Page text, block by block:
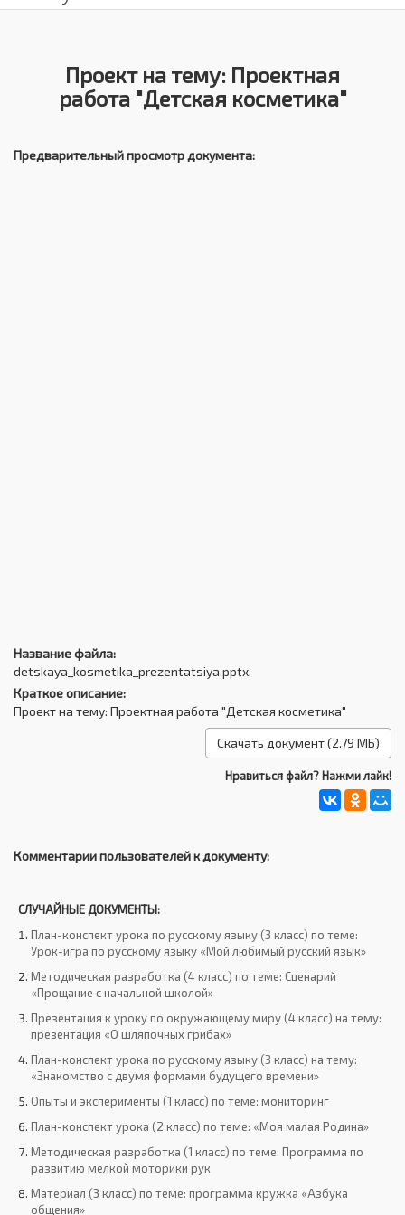
Проект на тему: Проектная
работа "Детская косметика"
Предварительный просмотр документа:
Название файла:
detskaya_kosmetika_prezentatsiya.pptx.
Краткое описание:
Проект на тему: Проектная работа "Детская косметика"
Скачать документ (2.79 МБ)
Нравиться файл? Нажми лайк!
Комментарии пользователей к документу:
СЛУЧАЙНЫЕ ДОКУМЕНТЫ:
План-конспект урока по русскому языку (3 класс) по теме:
Урок-игра по русскому языку «Мой любимый русский язык»
Методическая разработка (4 класс) по теме: Сценарий
«Прощание с начальной школой»
Презентация к уроку по окружающему миру (4 класс) на тему:
презентация «О шляпочных грибах»
План-конспект урока по русскому языку (3 класс) на тему:
«Знакомство с двумя формами будущего времени»
Опыты и эксперименты (1 класс) по теме: мониторинг
План-конспект урока (2 класс) по теме: «Моя малая Родина»
Методическая разработка (1 класс) по теме: Программа по
развитию мелкой моторики рук
Материал (3 класс) по теме: программа кружка «Азбука
общения»